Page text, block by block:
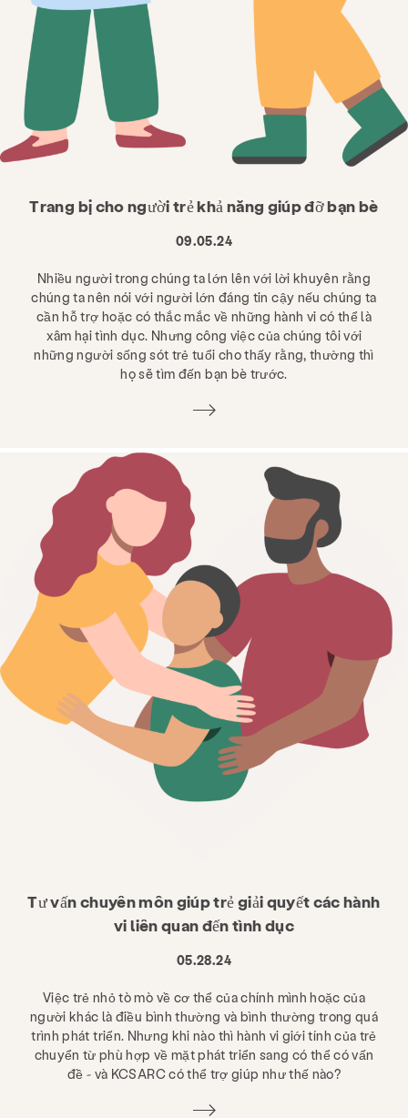
Trang bị cho người trẻ khả năng giúp đỡ bạn bè
09.05.24
Nhiều người trong chúng ta lớn lên với lời khuyên rằng
chúng ta nên nói với người lớn đáng tin cậy nếu chúng ta
cần hỗ trợ hoặc có thắc mắc về những hành vi có thể là
xâm hại tình dục. Nhưng công việc của chúng tôi với
những người sống sót trẻ tuổi cho thấy rằng, thường thì
họ sẽ tìm đến bạn bè trước.
Tư vấn chuyên môn giúp trẻ giải quyết các hành
vi liên quan đến tình dục
05.28.24
Việc trẻ nhỏ tò mò về cơ thể của chính mình hoặc của
người khác là điều bình thường và bình thường trong quá
trình phát triển. Nhưng khi nào thì hành vi giới tính của trẻ
chuyển từ phù hợp về mặt phát triển sang có thể có vấn
đề - và KCSARC có thể trợ giúp như thế nào?